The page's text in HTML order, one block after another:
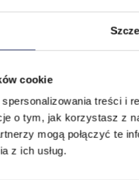
cookie
treści i
o tym, jak korzystasz z
mogą połączyć te
z ich usług.